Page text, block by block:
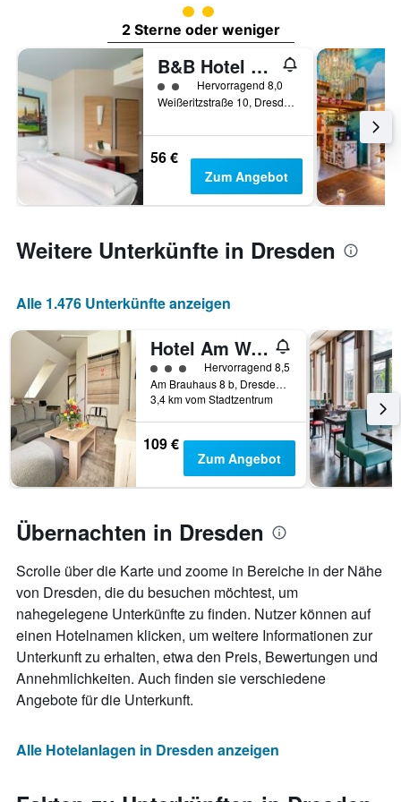
Bewertungskategorie 2
2 Sterne oder weniger
B&B Hotel Dresden-Messe
Bewertungskategorie 2
Hervorragend 8,0
Weißeritzstraße 10, Dresden, Sachsen, Deutschland
56 €
Zum Angebot
Weitere Unterkünfte in Dresden
Alle 1.476 Unterkünfte anzeigen
Hotel Am Waldschlosschen
Bewertungskategorie 3
Hervorragend 8,5
Am Brauhaus 8 b, Dresden, Sachsen, Deutschland
3,4 km vom Stadtzentrum
109 €
Zum Angebot
Übernachten in Dresden
Scrolle über die Karte und zoome in Bereiche in der Nähe
von Dresden, die du besuchen möchtest, um
nahegelegene Unterkünfte zu finden. Nutzer können auf
einen Hotelnamen klicken, um weitere Informationen zur
Unterkunft zu erhalten, etwa den Preis, Bewertungen und
Annehmlichkeiten. Auch finden sie verschiedene
Angebote für die Unterkunft.
Alle Hotelanlagen in Dresden anzeigen